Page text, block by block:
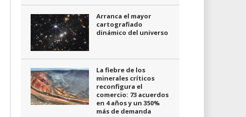
Arranca el mayor
cartografiado
dinámico del universo
La fiebre de los
minerales críticos
reconfigura el
comercio: 73 acuerdos
en 4 años y un 350%
más de demanda